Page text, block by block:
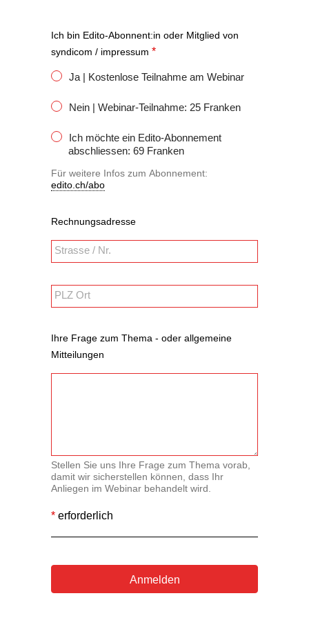
Ich bin Edito-Abonnent:in oder Mitglied von
syndicom / impressum *
Ja | Kostenlose Teilnahme am Webinar
Nein | Webinar-Teilnahme: 25 Franken
Ich möchte ein Edito-Abonnement
abschliessen: 69 Franken
Für weitere Infos zum Abonnement:
edito.ch/abo
Rechnungsadresse
PLZ Ort
Ihre Frage zum Thema - oder allgemeine
Mitteilungen
Stellen Sie uns Ihre Frage zum Thema vorab,
damit wir sicherstellen können, dass Ihr
Anliegen im Webinar behandelt wird.
* erforderlich
Anmelden